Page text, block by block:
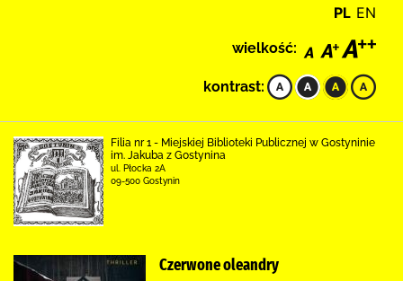
PL EN
wielkość:
kontrast:
Filia nr 1 - Miejskiej Biblioteki Publicznej w Gostyninie
im. Jakuba z Gostynina
ul. Płocka 2A
09-500 Gostynin
Czerwone oleandry